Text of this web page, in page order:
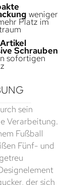
weniger
Platz im
Schrauben
sofortigen
sein
Verarbeitung.
Fußball
Fünf- und
der sich